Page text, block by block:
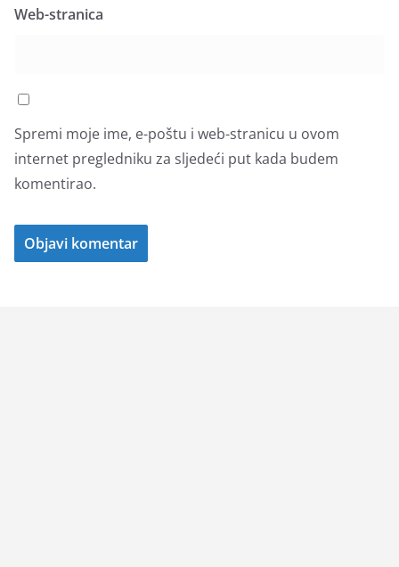
Web-stranica
Spremi moje ime, e-poštu i web-stranicu u ovom
internet pregledniku za sljedeći put kada budem
komentirao.